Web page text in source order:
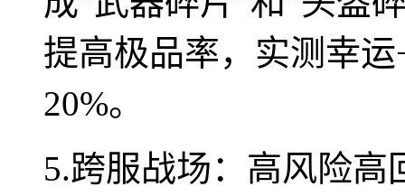
提高极品率，实测幸
20%。
5.跨服战场：高风险高